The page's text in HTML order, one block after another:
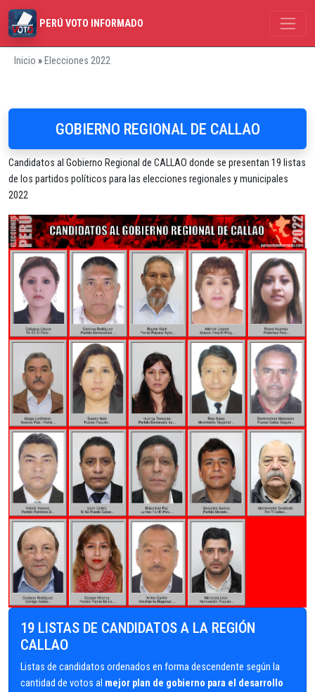
PERÚ VOTO INFORMADO
Inicio » Elecciones 2022
GOBIERNO REGIONAL DE CALLAO
Candidatos al Gobierno Regional de CALLAO donde se presentan 19 listas
de los partidos políticos para las elecciones regionales y municipales
2022
19 LISTAS DE CANDIDATOS A LA REGIÓN
CALLAO
Listas de candidatos ordenados en forma descendente según la
cantidad de votos al mejor plan de gobierno para el desarrollo